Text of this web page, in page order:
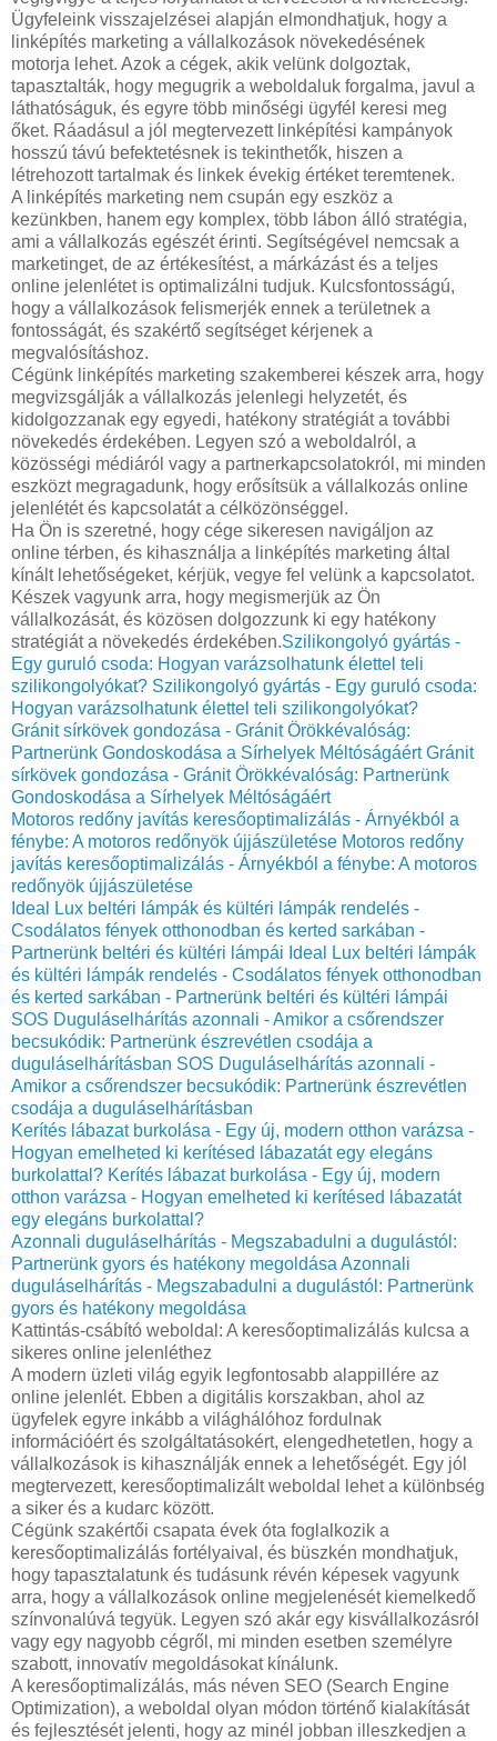
Ügyfeleink visszajelzései alapján elmondhatjuk, hogy a
linképítés marketing a vállalkozások növekedésének
motorja lehet. Azok a cégek, akik velünk dolgoztak,
tapasztalták, hogy megugrik a weboldaluk forgalma, javul a
láthatóságuk, és egyre több minőségi ügyfél keresi meg
őket. Ráadásul a jól megtervezett linképítési kampányok
hosszú távú befektetésnek is tekinthetők, hiszen a
létrehozott tartalmak és linkek évekig értéket teremtenek.
A linképítés marketing nem csupán egy eszköz a
kezünkben, hanem egy komplex, több lábon álló stratégia,
ami a vállalkozás egészét érinti. Segítségével nemcsak a
marketinget, de az értékesítést, a márkázást és a teljes
online jelenlétet is optimalizálni tudjuk. Kulcsfontosságú,
hogy a vállalkozások felismerjék ennek a területnek a
fontosságát, és szakértő segítséget kérjenek a
megvalósításhoz.
Cégünk linképítés marketing szakemberei készek arra, hogy
megvizsgálják a vállalkozás jelenlegi helyzetét, és
kidolgozzanak egy egyedi, hatékony stratégiát a további
növekedés érdekében. Legyen szó a weboldalról, a
közösségi médiáról vagy a partnerkapcsolatokról, mi minden
eszközt megragadunk, hogy erősítsük a vállalkozás online
jelenlétét és kapcsolatát a célközönséggel.
Ha Ön is szeretné, hogy cége sikeresen navigáljon az
online térben, és kihasználja a linképítés marketing által
kínált lehetőségeket, kérjük, vegye fel velünk a kapcsolatot.
Készek vagyunk arra, hogy megismerjük az Ön
vállalkozását, és közösen dolgozzunk ki egy hatékony
stratégiát a növekedés érdekében.Szilikongolyó gyártás -
Egy guruló csoda: Hogyan varázsolhatunk élettel teli
szilikongolyókat? Szilikongolyó gyártás - Egy guruló csoda:
Hogyan varázsolhatunk élettel teli szilikongolyókat?
Gránit sírkövek gondozása - Gránit Örökkévalóság:
Partnerünk Gondoskodása a Sírhelyek Méltóságáért Gránit
sírkövek gondozása - Gránit Örökkévalóság: Partnerünk
Gondoskodása a Sírhelyek Méltóságáért
Motoros redőny javítás keresőoptimalizálás - Árnyékból a
fénybe: A motoros redőnyök újjászületése Motoros redőny
javítás keresőoptimalizálás - Árnyékból a fénybe: A motoros
redőnyök újjászületése
Ideal Lux beltéri lámpák és kültéri lámpák rendelés -
Csodálatos fények otthonodban és kerted sarkában -
Partnerünk beltéri és kültéri lámpái Ideal Lux beltéri lámpák
és kültéri lámpák rendelés - Csodálatos fények otthonodban
és kerted sarkában - Partnerünk beltéri és kültéri lámpái
SOS Duguláselhárítás azonnali - Amikor a csőrendszer
becsukódik: Partnerünk észrevétlen csodája a
duguláselhárításban SOS Duguláselhárítás azonnali -
Amikor a csőrendszer becsukódik: Partnerünk észrevétlen
csodája a duguláselhárításban
Kerítés lábazat burkolása - Egy új, modern otthon varázsa -
Hogyan emelheted ki kerítésed lábazatát egy elegáns
burkolattal? Kerítés lábazat burkolása - Egy új, modern
otthon varázsa - Hogyan emelheted ki kerítésed lábazatát
egy elegáns burkolattal?
Azonnali duguláselhárítás - Megszabadulni a dugulástól:
Partnerünk gyors és hatékony megoldása Azonnali
duguláselhárítás - Megszabadulni a dugulástól: Partnerünk
gyors és hatékony megoldása
Kattintás-csábító weboldal: A keresőoptimalizálás kulcsa a
sikeres online jelenléthez
A modern üzleti világ egyik legfontosabb alappillére az
online jelenlét. Ebben a digitális korszakban, ahol az
ügyfelek egyre inkább a világhálóhoz fordulnak
információért és szolgáltatásokért, elengedhetetlen, hogy a
vállalkozások is kihasználják ennek a lehetőségét. Egy jól
megtervezett, keresőoptimalizált weboldal lehet a különbség
a siker és a kudarc között.
Cégünk szakértői csapata évek óta foglalkozik a
keresőoptimalizálás fortélyaival, és büszkén mondhatjuk,
hogy tapasztalatunk és tudásunk révén képesek vagyunk
arra, hogy a vállalkozások online megjelenését kiemelkedő
színvonalúvá tegyük. Legyen szó akár egy kisvállalkozásról
vagy egy nagyobb cégről, mi minden esetben személyre
szabott, innovatív megoldásokat kínálunk.
A keresőoptimalizálás, más néven SEO (Search Engine
Optimization), a weboldal olyan módon történő kialakítását
és fejlesztését jelenti, hogy az minél jobban illeszkedjen a